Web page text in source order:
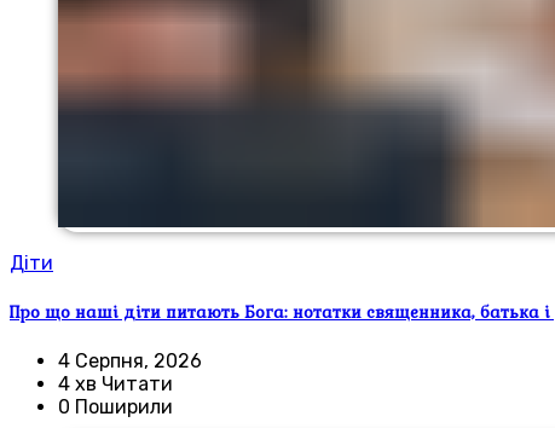
Діти
Про що наші діти питають Бога: нотатки священника, батька
4 Серпня, 2026
4 хв Читати
0 Поширили